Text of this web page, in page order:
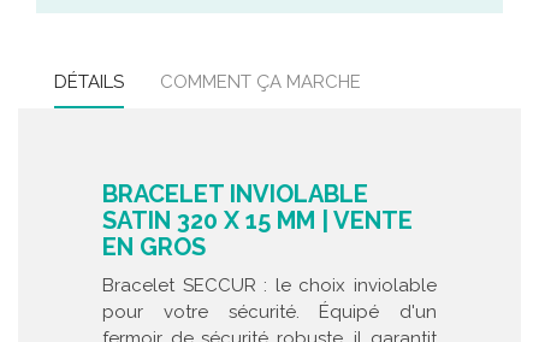
DÉTAILS COMMENT ÇA MARCHE
BRACELET INVIOLABLE
SATIN 320 X 15 MM | VENTE
EN GROS
Bracelet SECCUR : le choix inviolable
pour votre sécurité. Équipé d'un